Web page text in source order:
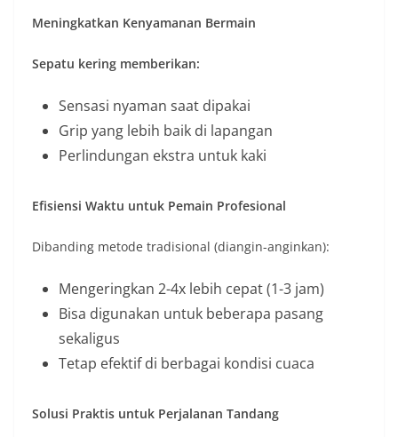
Meningkatkan Kenyamanan Bermain
Sepatu kering memberikan:
Sensasi nyaman saat dipakai
Grip yang lebih baik di lapangan
Perlindungan ekstra untuk kaki
Efisiensi Waktu untuk Pemain Profesional
Dibanding metode tradisional (diangin-anginkan):
Mengeringkan 2-4x lebih cepat (1-3 jam)
Bisa digunakan untuk beberapa pasang
sekaligus
Tetap efektif di berbagai kondisi cuaca
Solusi Praktis untuk Perjalanan Tandang